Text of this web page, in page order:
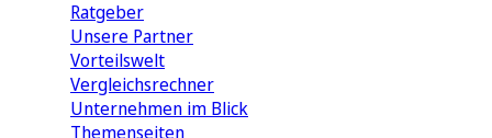
Ratgeber
Unsere Partner
Vorteilswelt
Vergleichsrechner
Unternehmen im Blick
Themenseiten